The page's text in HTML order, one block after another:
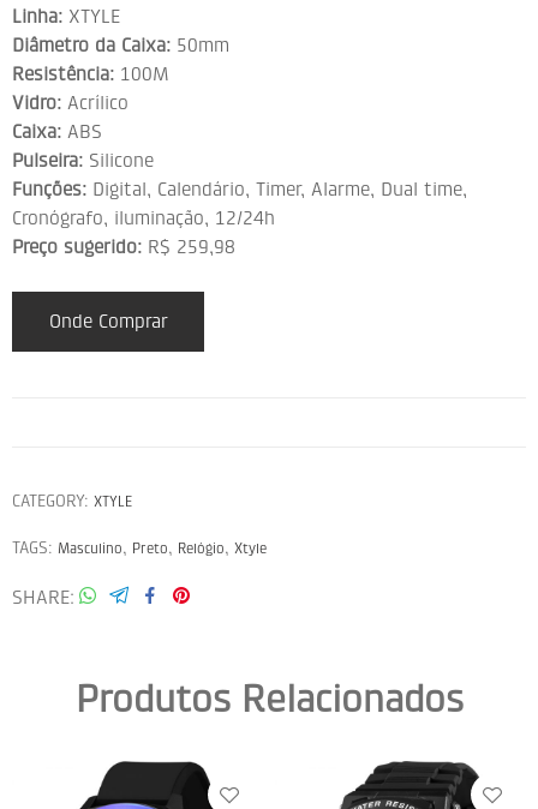
Linha: XTYLE
Diâmetro da Caixa: 50mm
Resistência: 100M
Vidro: Acrílico
Caixa: ABS
Pulseira: Silicone
Funções: Digital, Calendário, Timer, Alarme, Dual time,
Cronógrafo, iluminação, 12/24h
Preço sugerido: R$ 259,98
Onde Comprar
CATEGORY: XTYLE
TAGS: Masculino, Preto, Relógio, Xtyle
SHARE
Produtos Relacionados